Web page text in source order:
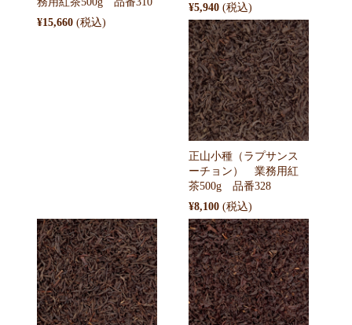
¥15,660
¥5,940
正山小種（ラプサンス
ーチョン） 業務用紅
茶500g 品番328
¥8,100